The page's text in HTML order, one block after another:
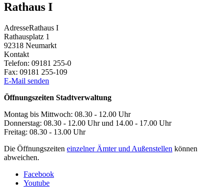
Rathaus I
AdresseRathaus I
Rathausplatz 1
92318 Neumarkt
Kontakt
Telefon: 09181 255-0
Fax: 09181 255-109
E-Mail senden
Öffnungszeiten Stadtverwaltung
Montag bis Mittwoch: 08.30 - 12.00 Uhr
Donnerstag: 08.30 - 12.00 Uhr und 14.00 - 17.00 Uhr
Freitag: 08.30 - 13.00 Uhr
Die Öffnungszeiten einzelner Ämter und Außenstellen können
abweichen.
Facebook
Youtube